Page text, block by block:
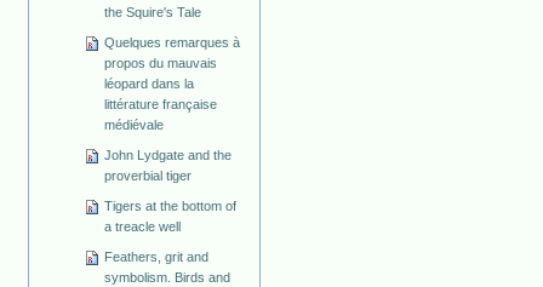
the Squire's Tale
Quelques remarques à
propos du mauvais
léopard dans la
littérature française
médiévale
John Lydgate and the
proverbial tiger
Tigers at the bottom of
a treacle well
Feathers, grit and
symbolism. Birds and